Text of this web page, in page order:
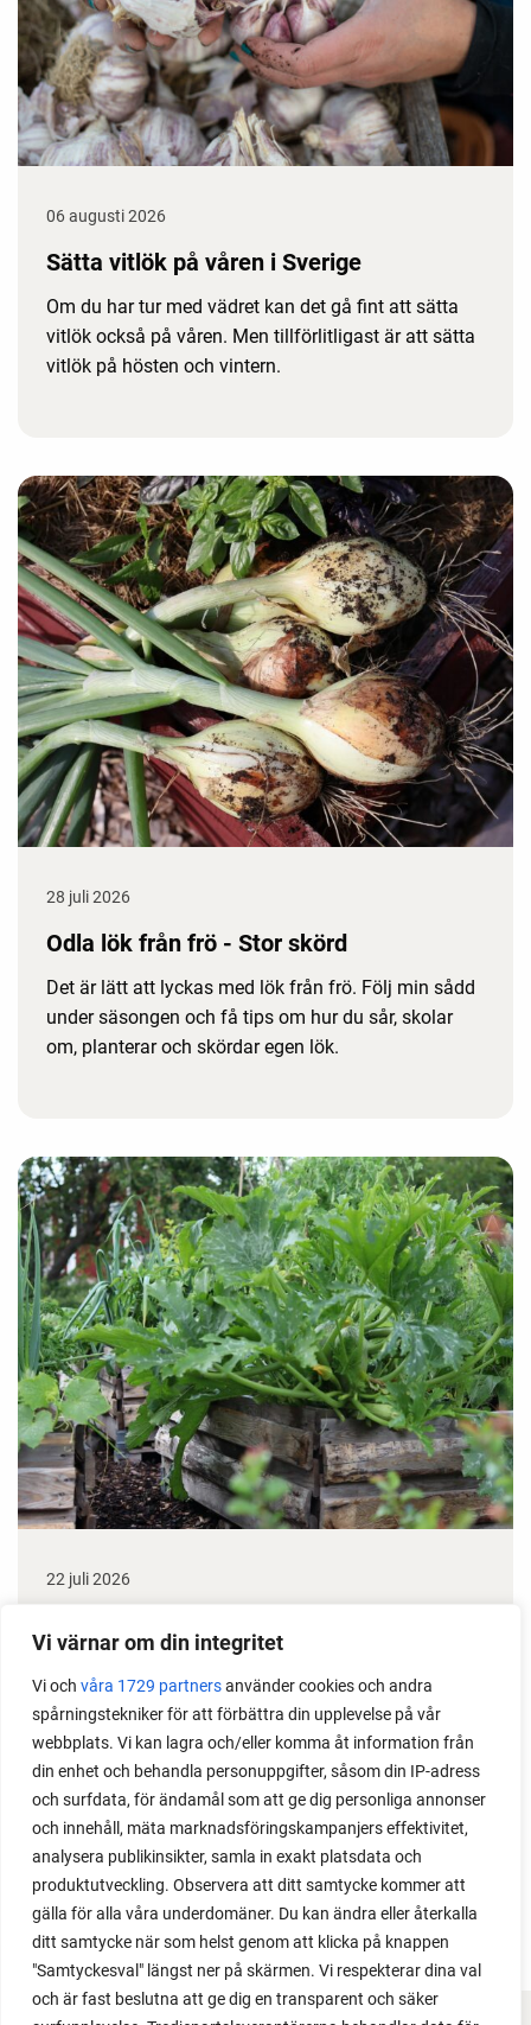
Vi värnar om din integritet
Vi och våra 1729 partnersanvänder cookies och andra
spårningstekniker för att förbättra din upplevelse på vår
webbplats. Vi kan lagra och/eller komma åt information från
din enhet och behandla personuppgifter, såsom din IP-adress
och surfdata, för ändamål som att ge dig personliga annonser
och innehåll, mäta marknadsföringskampanjers effektivitet,
analysera publikinsikter, samla in exakt platsdata och
produktutveckling. Observera att ditt samtycke kommer att
gälla för alla våra underdomäner. Du kan ändra eller återkalla
ditt samtycke när som helst genom att klicka på knappen
"Samtyckesval" längst ner på skärmen. Vi respekterar dina val
och är fast beslutna att ge dig en transparent och säker
06 augusti 2026
Sätta vitlök på våren i Sverige
Om du har tur med vädret kan det gå fint att sätta
vitlök också på våren. Men tillförlitligast är att sätta
vitlök på hösten och vintern.
28 juli 2026
Odla lök från frö - Stor skörd
Det är lätt att lyckas med lök från frö. Följ min sådd
under säsongen och få tips om hur du sår, skolar
om, planterar och skördar egen lök.
22 juli 2026
växter i en pallkrage tillsammans med andra växter.
Perfekt om du vill odla mycket i på liten yta.